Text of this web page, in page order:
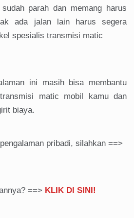
parah dan memang harus
ada jalan lain harus segera
spesialis transmisi matic
ini masih bisa membantu
matic mobil kamu dan
biaya.
pribadi, silahkan ==>
==> KLIK DI SINI!